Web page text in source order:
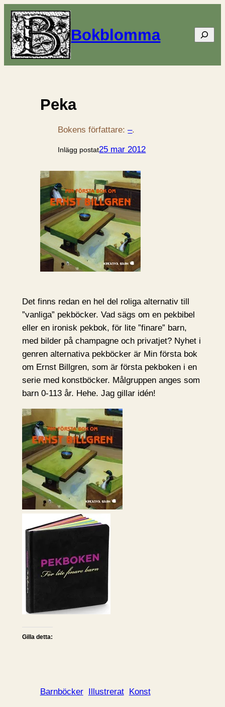
Bokblomma Sök
Peka
Bokens författare:–.
Inlägg postat25 mar 2012
Det finns redan en hel del roliga alternativ till
”vanliga” pekböcker. Vad sägs om en pekbibel
eller en ironisk pekbok, för lite ”finare” barn,
med bilder på champagne och privatjet? Nyhet i
genren alternativa pekböcker är Min första bok
om Ernst Billgren, som är första pekboken i en
serie med konstböcker. Målgruppen anges som
barn 0-113 år. Hehe. Jag gillar idén!
Gilla detta:
Barnböcker Illustrerat Konst